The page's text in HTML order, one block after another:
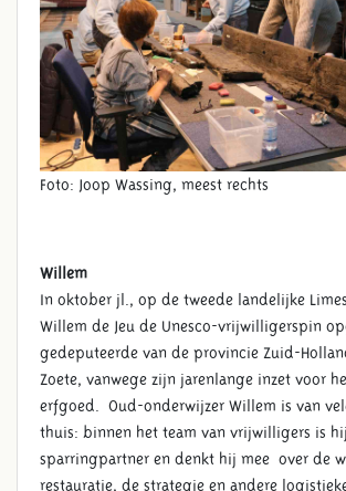
Foto: Joop Wassing, meest rechts
Willem
In oktober jl., op de tweede landelijke
Willem de Jeu de Unesco-vrijwilligerspin
gedeputeerde van de provincie Zuid-
Zoete, vanwege zijn jarenlange inzet voor
erfgoed. Oud-onderwijzer Willem is van
thuis: binnen het team van vrijwilligers is
sparringpartner en denkt hij mee over de
restauratie, de strategie en andere